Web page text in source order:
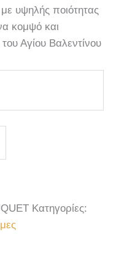
υψηλής ποιότητας
κομψό και
Αγίου Βαλεντίνου
Κατηγορίες: